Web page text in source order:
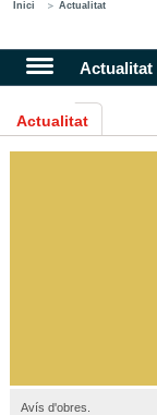
Inici Actualitat
Actualitat
Actualitat
Avís d'obres.